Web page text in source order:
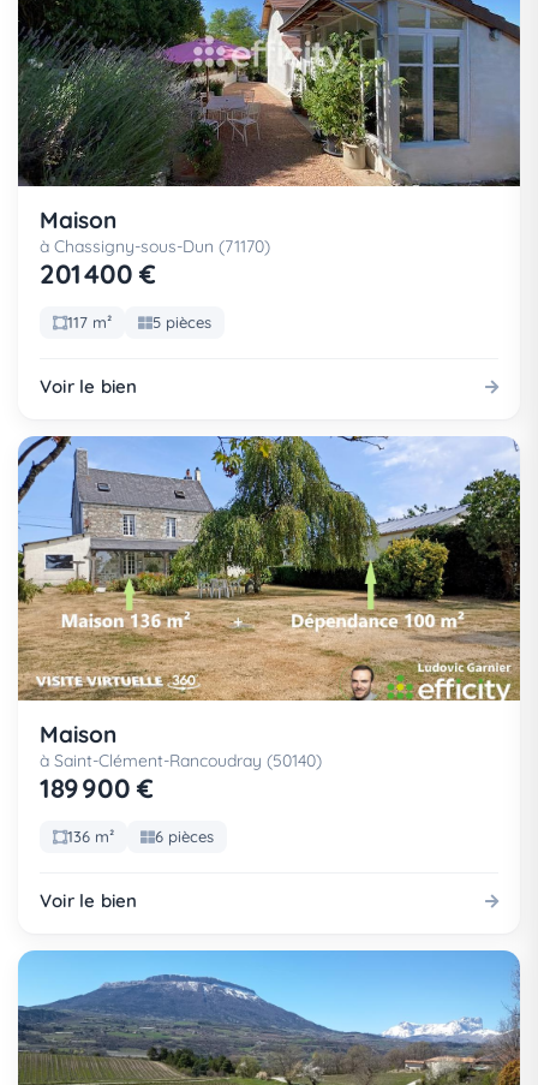
Maison
à Chassigny-sous-Dun (71170)
201 400 €
117 m² 5 pièces
Voir le bien
Maison
à Saint-Clément-Rancoudray (50140)
189 900 €
136 m² 6 pièces
Voir le bien